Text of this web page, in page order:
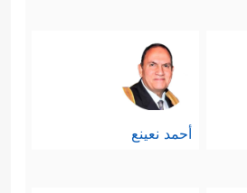
أحمد نعينع